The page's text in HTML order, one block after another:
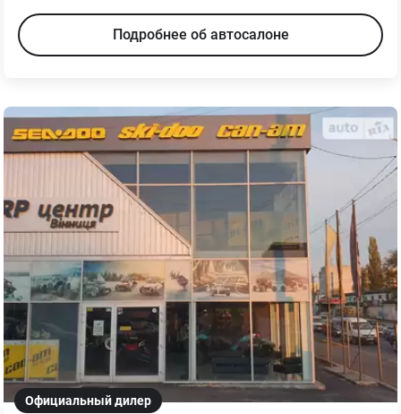
Подробнее об автосалоне
Официальный дилер